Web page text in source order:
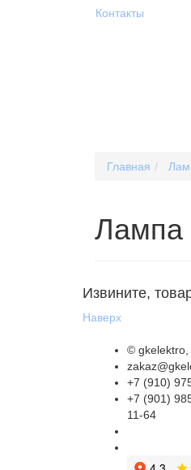
Контакты
Главная
Лампа
Извините,
Наверх
© gkelektro
+7 (910)
+7 (901)
11-64